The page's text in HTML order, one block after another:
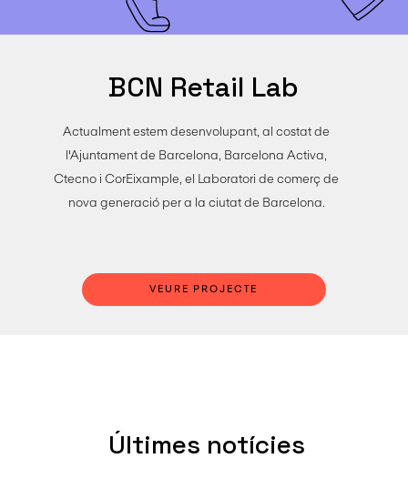
BCN Retail Lab
Actualment estem desenvolupant, al costat de
l'Ajuntament de Barcelona, Barcelona Activa,
Ctecno i CorEixample, el Laboratori de comerç de
nova generació per a la ciutat de Barcelona.
VEURE PROJECTE
Últimes notícies